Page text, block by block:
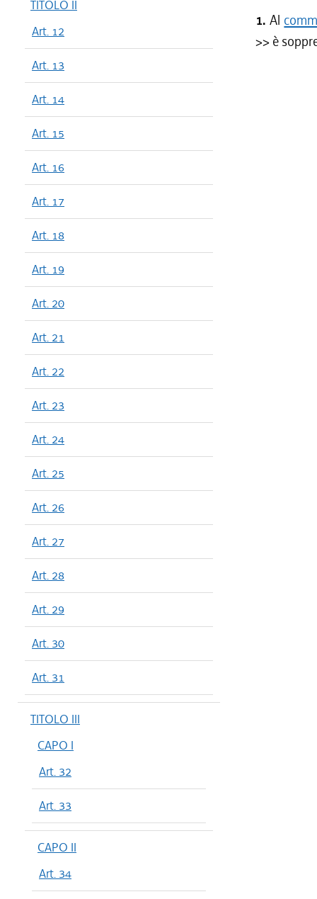
TITOLO II
Art. 12
Art. 13
Art. 14
Art. 15
Art. 16
Art. 17
Art. 18
Art. 19
Art. 20
Art. 21
Art. 22
Art. 23
Art. 24
Art. 25
Art. 26
Art. 27
Art. 28
Art. 29
Art. 30
Art. 31
TITOLO III
CAPO I
Art. 32
Art. 33
CAPO II
Art. 34
1. Al
>> è